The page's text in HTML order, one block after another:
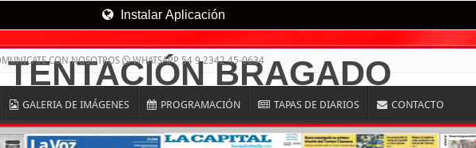
Instalar Aplicación
CON NOSOTROS WHATSAPP 54 9 2342 45-0634
GALERIA DE IMÁGENES PROGRAMACIÓN TAPAS DE DIARIOS CONTACTO